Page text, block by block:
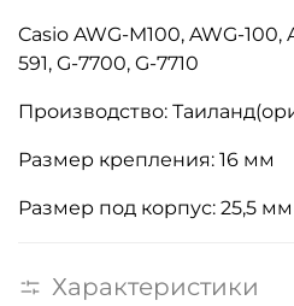
Casio AWG-M100, AWG-100,
591, G-7700, G-7710
Производство:
Размер крепления: 16 мм
Размер под корпус: 25,5 мм
Характеристики